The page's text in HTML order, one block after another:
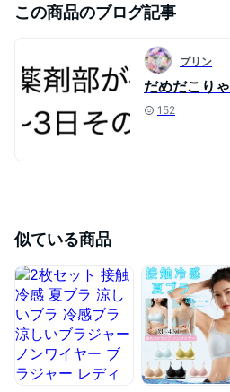
この商品のブログ記事
プリン
だめだこりゃ
152
似ている商品